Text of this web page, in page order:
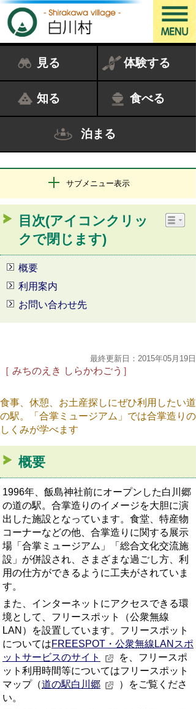
見る 体験する
知る 食べる
泊まる
サブメニュー表示
目次(アイコンクリッ
クで閉じます)
概要
利用案内
お問い合わせ先
最終更新日：2015年05月19日
［ みちのえき しらかわごう］
食事、休憩、お土産探しにぜひ利用したい道
の駅。「合掌ミュージアム」では合掌造りの
しくみが学べます
概要
1996年、飯島神社前にオープンした白川郷
の道の駅。合掌造りのイメージを大胆に演
出した施設となっています。食堂、特産物
コーナーなどの他、合掌造りに関する展示
場「合掌ミュージアム」「総合文化交流施
設」が併設され、さまざまな過ごし方、利
用の仕方ができるように工夫がされていま
す。
また、インターネットにアクセスできる環
境として、フリースポット（公衆無線
LAN）を設置しています。フリースポット
についてはFREESPOT・公衆無線LANスポ
ットサービスのサイト
を、フリースポ
ット利用時間等についてはフリースポット
マップ（道の駅白川郷
）をご覧くださ
い。